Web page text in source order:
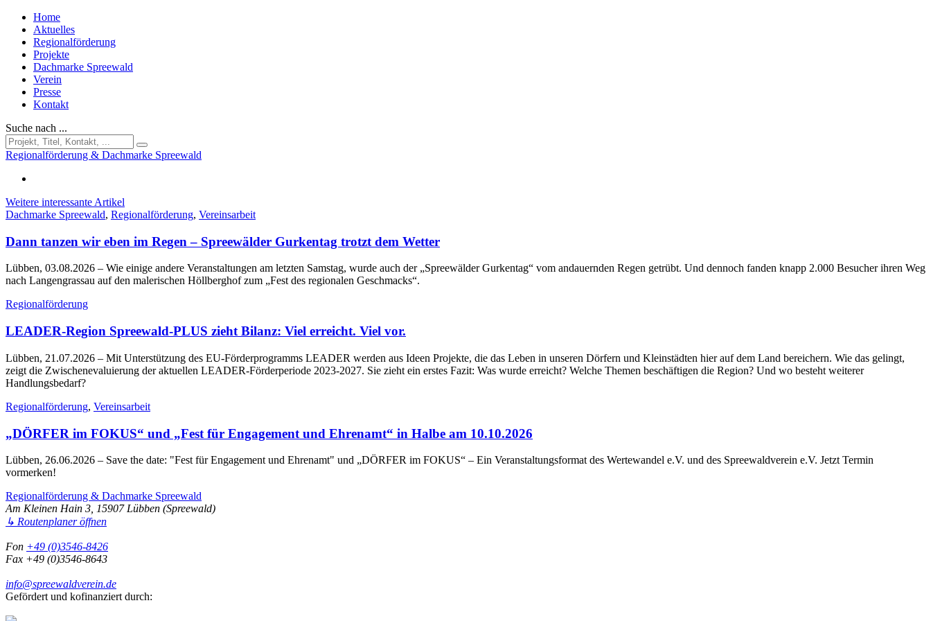
Home
Aktuelles
Regionalförderung
Projekte
Dachmarke Spreewald
Verein
Presse
Kontakt
Suche nach ...
Regionalförderung & Dachmarke Spreewald
Weitere interessante Artikel
Dachmarke Spreewald, Regionalförderung, Vereinsarbeit
Dann tanzen wir eben im Regen – Spreewälder Gurkentag trotzt dem Wetter
Lübben, 03.08.2026 – Wie einige andere Veranstaltungen am letzten Samstag, wurde auch der „Spreewälder Gurkentag“ vom andauernden Regen getrübt. Und dennoch fanden knapp 2.000 Besucher ihren Weg
nach Langengrassau auf den malerischen Höllberghof zum „Fest des regionalen Geschmacks“.
Regionalförderung
LEADER-Region Spreewald-PLUS zieht Bilanz: Viel erreicht. Viel vor.
Lübben, 21.07.2026 – Mit Unterstützung des EU-Förderprogramms LEADER werden aus Ideen Projekte, die das Leben in unseren Dörfern und Kleinstädten hier auf dem Land bereichern. Wie das gelingt,
zeigt die Zwischenevaluierung der aktuellen LEADER-Förderperiode 2023-2027. Sie zieht ein erstes Fazit: Was wurde erreicht? Welche Themen beschäftigen die Region? Und wo besteht weiterer
Handlungsbedarf?
Regionalförderung, Vereinsarbeit
„DÖRFER im FOKUS“ und „Fest für Engagement und Ehrenamt“ in Halbe am 10.10.2026
Lübben, 26.06.2026 – Save the date: "Fest für Engagement und Ehrenamt" und „DÖRFER im FOKUS“ – Ein Veranstaltungsformat des Wertewandel e.V. und des Spreewaldverein e.V. Jetzt Termin
vormerken!
Regionalförderung & Dachmarke Spreewald
Am Kleinen Hain 3, 15907 Lübben (Spreewald)
↳ Routenplaner öffnen
Fon +49 (0)3546-8426
Fax +49 (0)3546-8643
info@spreewaldverein.de
Gefördert und kofinanziert durch: